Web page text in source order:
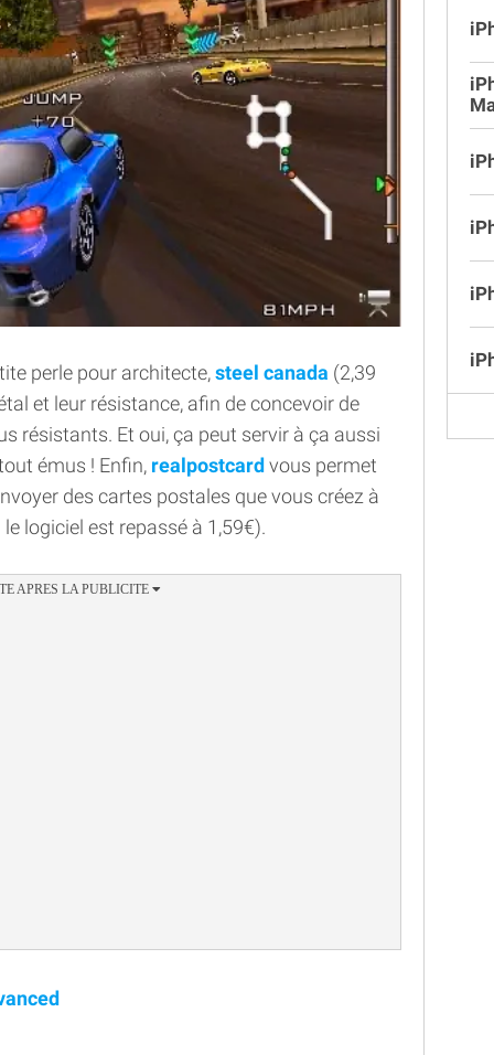
perle pour architecte,steel canada (2,39
et leur résistance, afin de concevoir de
résistants. Et oui, ça peut servir à ça aussi
émus ! Enfin, realpostcardvous permet
des cartes postales que vous créez à
logiciel est repassé à 1,59€).